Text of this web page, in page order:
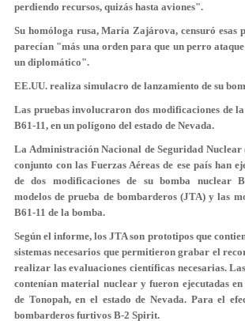
perdiendo recursos, quizás hasta aviones".
Su homóloga rusa, María Zajárova, censuró esas
parecían "más una orden para que un perro
un diplomático".
EE.UU. realiza simulacro de lanzamiento de su
Las pruebas involucraron dos modificaciones de
B61-11, en un polígono del estado de Nevada.
La Administración Nacional de Seguridad Nuclear
conjunto con las Fuerzas Aéreas de ese país han
de dos modificaciones de su bomba nuclear
modelos de prueba de bombarderos (JTA) y las
B61-11 de la bomba.
Según el informe, los JTA son prototipos que
sistemas necesarios que permitieron grabar el
realizar las evaluaciones científicas necesarias.
contenían material nuclear y fueron ejecutadas
de Tonopah, en el estado de Nevada. Para el
bombarderos furtivos B-2 Spirit.